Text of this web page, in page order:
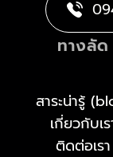
ทางลัด
สาระน่ารู้
เกี่ยวกับเร
ติดต่อเรา